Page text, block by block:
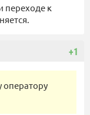
переходе к
+1
оператору